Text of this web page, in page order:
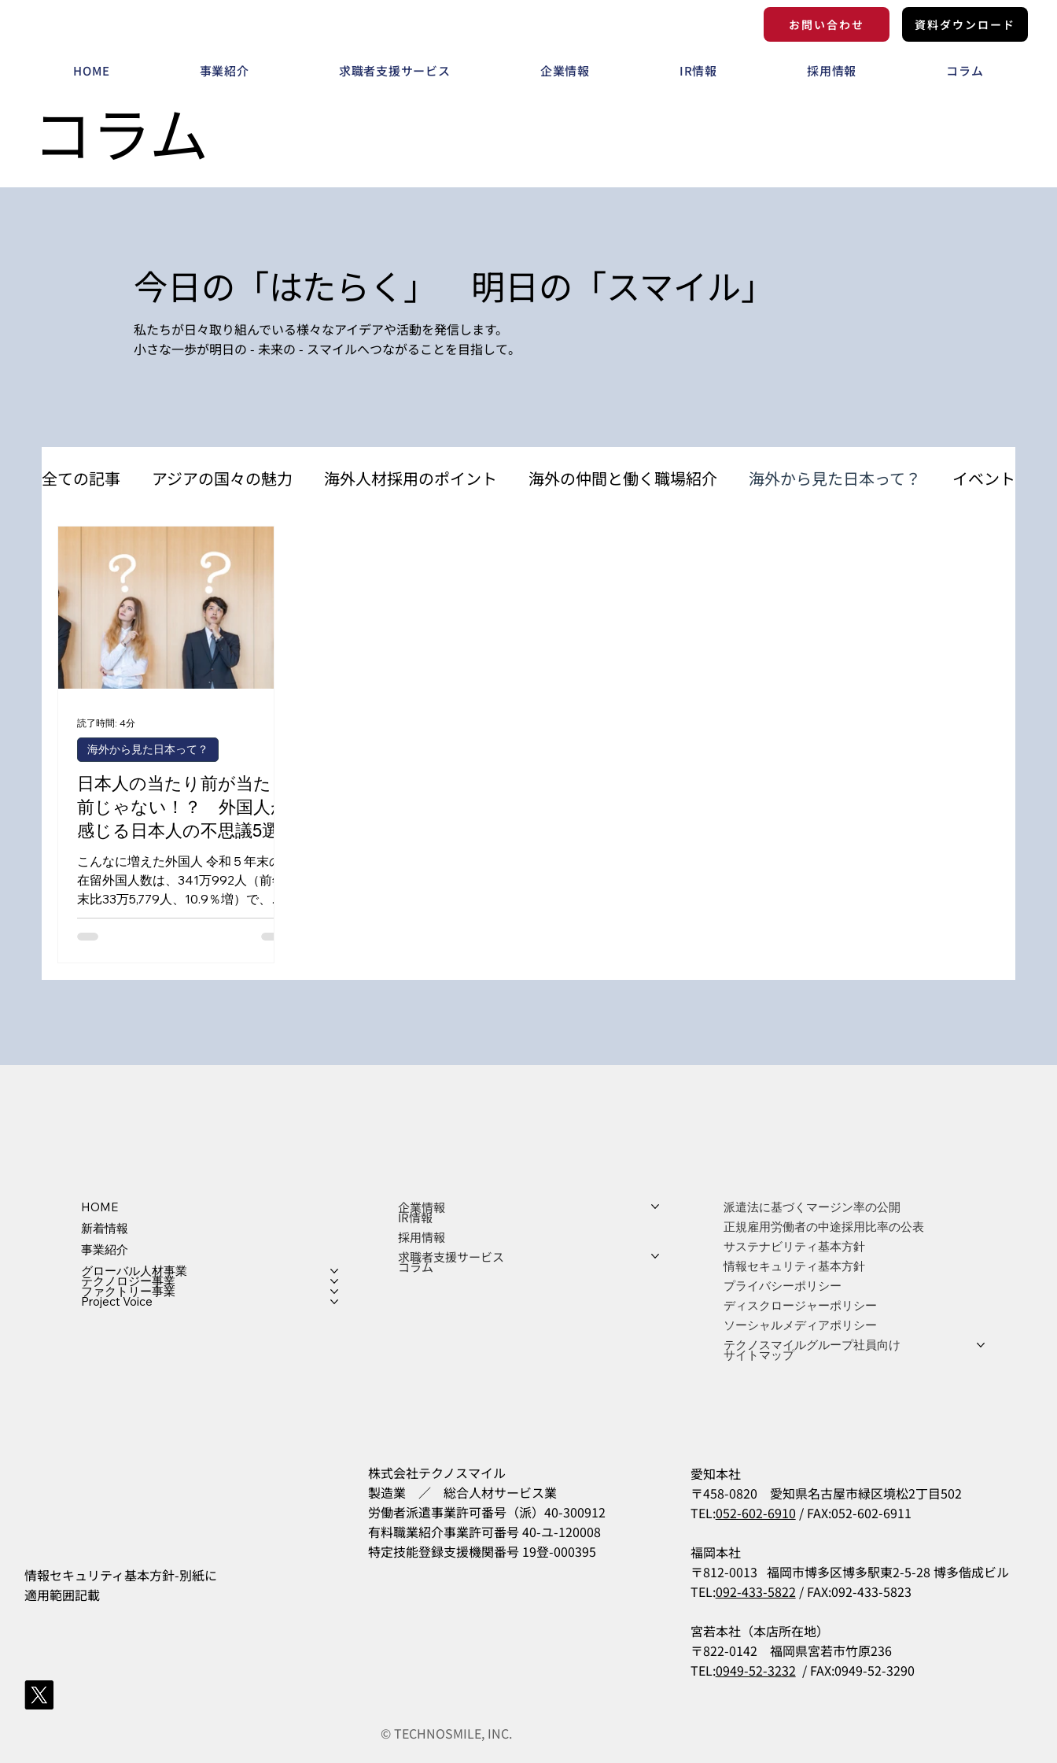
お問い合わせ 資料ダウンロード
HOME 事業紹介 求職者支援サービス 企業情報 IR情報 採用情報 コラム
コラム
全ての記事 アジアの国々の魅力 海外人材採用のポイント 海外の仲間と働く職場紹介 海外から見た日本って？ イベント
日本人の当たり前が当たり
前じゃない！？ 外国人が
感じる日本人の不思議5選
こんなに増えた外国人 令和５年末の
在留外国人数は、341万992人（前年
末比33万5,779人、10.9％増）で、過
去最高を更新しています（出入国在留
管理庁HPより）。 日本の少子高齢化
海外から見た日本って？
読了時間: 4分
今日の「はたらく」 明日の「スマイル」
私たちが日々取り組んでいる様々なアイデアや活動を発信します。
小さな一歩が明日の - 未来の - スマイルへつながることを目指して。
HOME
新着情報
事業紹介
グローバル人材事業
テクノロジー事業
ファクトリー事業
Project Voice
企業情報
IR情報
採用情報
求職者支援サービス
コラム
派遣法に基づくマージン率の公開
正規雇用労働者の中途採用比率の公表
サステナビリティ基本方針
情報セキュリティ基本方針
プライバシーポリシー
ディスクロージャーポリシー
ソーシャルメディアポリシー
テクノスマイルグループ社員向け
サイトマップ
情報セキュリティ基本方針-別紙に
​適用範囲記載
株式会社テクノスマイル
製造業 ／ 総合人材サービス業
労働者派遣事業許可番号（派）40-300912
有料職業紹介事業許可番号 40-ユ-120008
特定技能登録支援機関番号 19登-000395
愛知本社
〒458-0820 愛知県名古屋市緑区境松2丁目502
TEL:052-602-6910 / FAX:052-602-6911
福岡本社
〒812-0013 福岡市博多区博多駅東2-5-28 博多偕成ビル
TEL:092-433-5822 / FAX:092-433-5823
宮若本社（本店所在地）
〒822-0142 福岡県宮若市竹原236
TEL:0949-52-3232 / FAX:0949-52-3290
© TECHNOSMILE, INC.